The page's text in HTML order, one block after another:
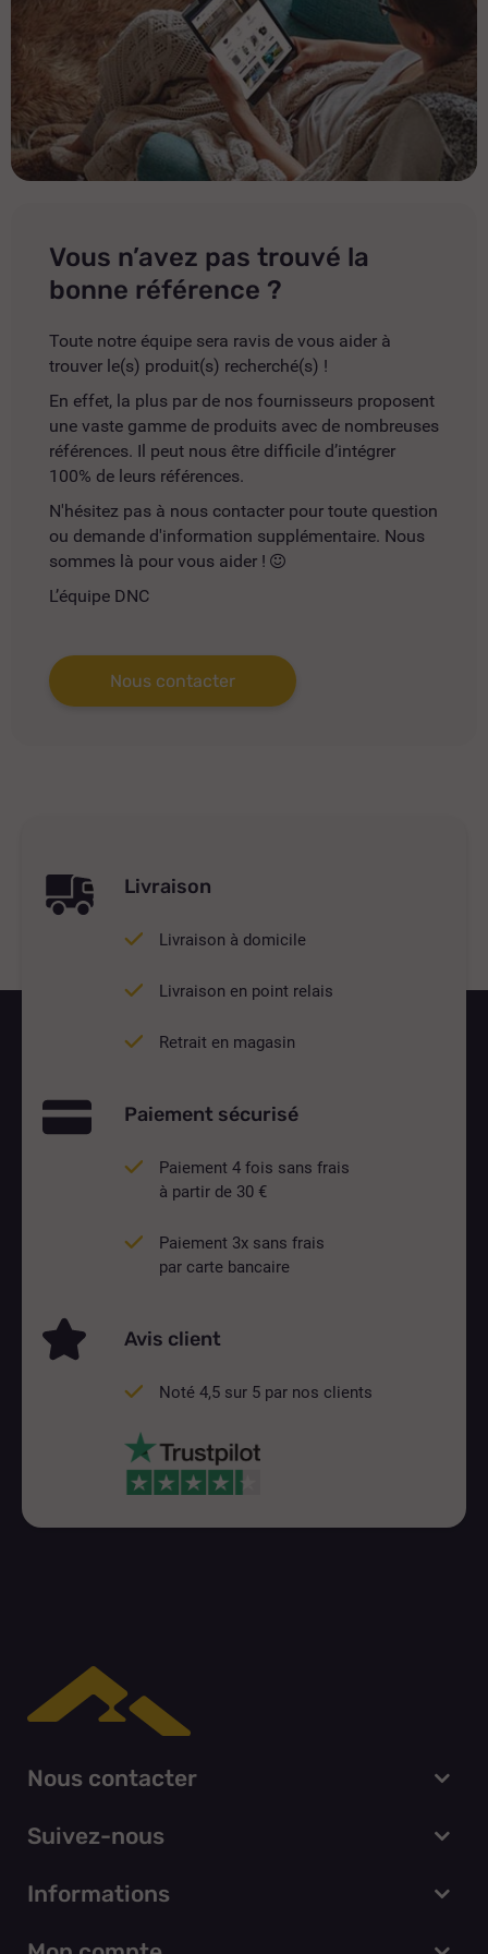
Vous n’avez pas trouvé la
bonne référence ?
Toute notre équipe sera ravis de vous aider à
trouver le(s) produit(s) recherché(s) !
En effet, la plus par de nos fournisseurs proposent
une vaste gamme de produits avec de nombreuses
références. Il peut nous être difficile d’intégrer
100% de leurs références.
N'hésitez pas à nous contacter pour toute question
ou demande d'information supplémentaire. Nous
sommes là pour vous aider !
L’équipe DNC
Nous contacter
Livraison
Livraison à domicile
Livraison en point relais
Retrait en magasin
Paiement sécurisé
Paiement 4 fois sans frais
à partir de 30 €
Paiement 3x sans frais
par carte bancaire
Avis client
Noté 4,5 sur 5 par nos clients
Nous contacter
Suivez-nous
Informations